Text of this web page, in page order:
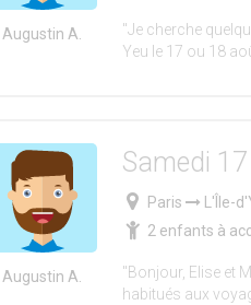
Augustin A.
"Je cherche
Yeu le 17 ou 18
Augustin A.
Samedi
Paris
L'Île-
2 enfants à
"Bonjour, Elise et
habitués aux